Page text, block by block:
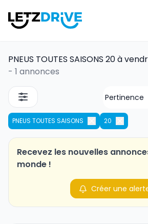
PNEUS TOUTES SAISONS 20 à
- 1 annonces
PNEUS TOUTES SAISONS 20
Recevez les nouvelles
monde !
Créer une